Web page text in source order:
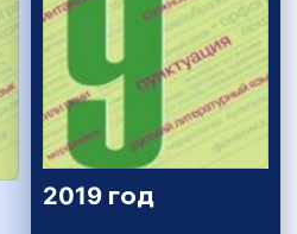
2019 год